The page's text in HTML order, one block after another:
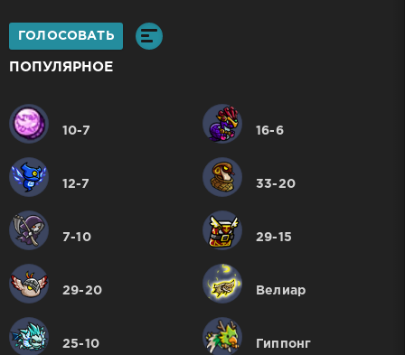
ГОЛОСОВАТЬ
ПОПУЛЯРНОЕ
10-7 16-6
12-7 33-20
7-10 29-15
29-20 Велиар
25-10 Гиппонг